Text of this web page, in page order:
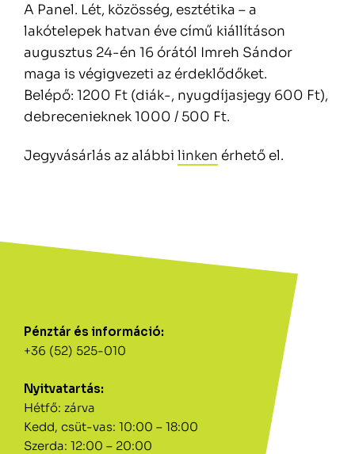
Pénztár és információ:
+36 (52) 525-010
Nyitvatartás:
Hétfő: zárva
Kedd, csüt-vas: 10:00 – 18:00
Szerda: 12:00 – 20:00
A Panel. Lét, közösség, esztétika – a
lakótelepek hatvan éve című kiállításon
augusztus 24-én 16 órától Imreh Sándor
maga is végigvezeti az érdeklődőket.
Belépő: 1200 Ft (diák-, nyugdíjasjegy 600 Ft),
debrecenieknek 1000 / 500 Ft.
Jegyvásárlás az alábbi linken érhető el.